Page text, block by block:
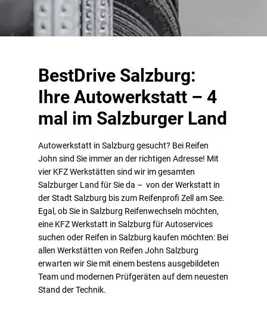
BestDrive Salzburg:
Ihre Autowerkstatt – 4
mal im Salzburger Land
Autowerkstatt in Salzburg gesucht? Bei Reifen
John sind Sie immer an der richtigen Adresse! Mit
vier KFZ Werkstätten sind wir im gesamten
Salzburger Land für Sie da – von der Werkstatt in
der Stadt Salzburg bis zum Reifenprofi Zell am See.
Egal, ob Sie in Salzburg Reifenwechseln möchten,
eine KFZ Werkstatt in Salzburg für Autoservices
suchen oder Reifen in Salzburg kaufen möchten: Bei
allen Werkstätten von Reifen John Salzburg
erwarten wir Sie mit einem bestens ausgebildeten
Team und modernen Prüfgeräten auf dem neuesten
Stand der Technik.